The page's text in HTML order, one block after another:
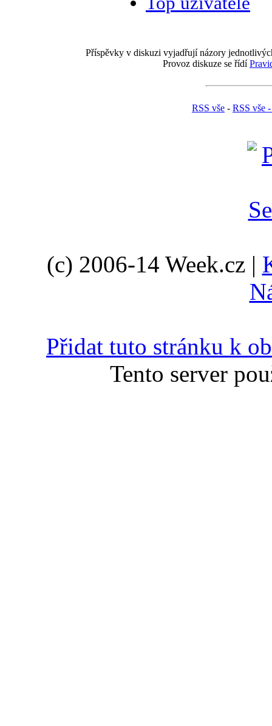
Příspěvky v diskuzi vyjadřují názory
Provoz diskuze se řídí
RSS vše - RSS vše
(c) 2006-14 Week.cz |
Přidat tuto stránku k
Tento server